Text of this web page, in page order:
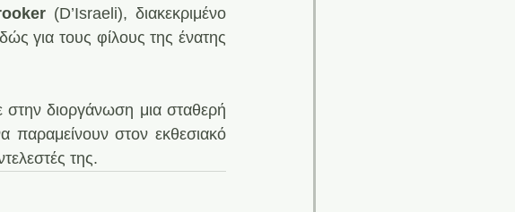
(D’Israeli), διακεκριμένο
για τους φίλους της ένατης
στην διοργάνωση μια σταθερή
παραμείνουν στον εκθεσιακό
της.